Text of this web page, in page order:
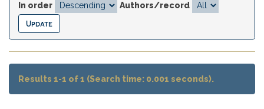
In order
Authors/record
Results 1-1 of 1 (Search time: 0.001 seconds).